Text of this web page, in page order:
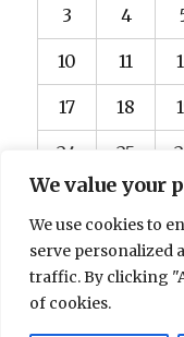
We value your
We use cookies to
serve personalized
traffic. By clicking
of cookies.
3 4
10 11
17 18
24 25
31
« Dic